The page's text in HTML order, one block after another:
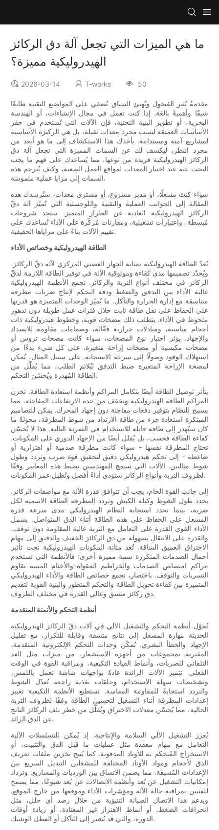
ما هي الميزات التي تجعل آلة دق الركائز
الهيدروليكية مميزة؟
2026-03-14 T-works 50
مقدمةٌ تُثير الفضول وتُهيئ السياق تُضفي على المواضيع التقنية طابعًا
شيقًا وأهميةً بالغة. إذا كنت تعمل في مجال الإنشاءات، أو الهندسة
البحرية، أو تطوير البنية التحتية، فإن الآلات التي تُستخدم في حفر
الأساسات العميقة ليست مجرد معدات ثقيلة، بل هي الركيزة الأساسية
لمشاريع آمنة ومستدامة. يأخذك هذا الاستكشاف إلى ما هو أبعد من
مجرد النظر، ليكشف لك عن السمات المميزة التي تجعل آلة دق
الركائز الهيدروليكية فريدة من نوعها، مما يُساعدك على فهم ما يجب
البحث عنه عند اختيار المعدات لمواقع العمل الصعبة، وكيف تُترجم هذه
السمات إلى مزايا عملية ملموسة.
سواء كنتَ مشغلًا، أو مدير مشروع، أو مشتري معدات، ستُرشدك هذه
المقالة إلى الجوانب العملية والتقنية واللوجستية التي تُميّز آلة دقّ
الركائز الهيدروليكية العادية عن الطراز المتميز. ستجد شروحات
مُبسطة، واعتبارات تشغيلية، ومقارنات مُركّزة على الأداء تُساعدك على
تقييم الآلات بناءً على مزاياها الحقيقية.
الطاقة الهيدروليكية وخصائص الأداء
تُعدّ الطاقة الهيدروليكية بمثابة الجهاز العصبي المركزي لآلة دقّ الركائز،
ويُحدّد تصميمها مدى كفاءة وموثوقية الآلة في توفير الطاقة اللازمة لدقّ
الركائز في مختلف أنواع التربة والركائز. تجمع الأنظمة الهيدروليكية
عالية الأداء بين التدفق والضغط ودقة التحكم لإنتاج ضربات مطرقة
متناسقة مع إدارة الحرارة والتآكل. ما يُميّز الوحدات المتميزة هو قدرتها
على الحفاظ على نقل طاقة ثابت خلال فترات عمل طويلة دون تدهور
ملحوظ في الأداء. يتطلب ذلك مضخات قوية، وخطوط هيدروليكية ذات
أحجام مناسبة، ومبادلات حرارية فعّالة، وصمامات مقاومة للانسداد
والإجهاد. يؤثر اختيار نوع المضخات، سواء كانت مضخات تروس أو
مضخات مكبسية أو مضخات إزاحة متغيرة، على كل شيء بدءًا من
استهلاك الوقود وصولًا إلى سرعة الاستجابة. على سبيل المثال، يُمكن
لمضخة الإزاحة المتغيرة ضبط التدفق ليُلائم الطلب، مما يُقلّل من
الطاقة المُهدرة ويُحسّن التحكم.
يتأثر توصيل الطاقة أيضًا بتكامل المراكم وأنظمة استعادة الطاقة. تخزن
المراكم الطاقة الهيدروليكية وتخفف من حدة الارتفاعات المفاجئة، مما
يسمح للنظام بتوفير دفعات مفاجئة دون إجهاد المحرك. يمكن للتصاميم
المبتكرة استعادة جزء من طاقة الارتداد من شوط المطرقة، محولةً ما
كان سيُهدر إلى طاقة قابلة للاستخدام في الضربة التالية. هذا لا يُحسّن
كفاءة الطاقة فحسب، بل يُقلل أيضًا من الإجهاد الدوري على المكونات.
تحتاج المطرقة نفسها - سواء كانت مطرقة صدمية أو اهتزازية أو
ضاغطة - إلى تحكم هيدروليكي دقيق لتحقيق قوة ضرب وتردد وطول
شوط مثاليين. الآلات التي تسمح للمهندسين بضبط هذه المعايير وفقًا
لظروف التربة وأنواع الركائز ستؤدي أداءً أفضل وتُطيل عمر المكونات.
إلى جانب القوة الخام، يجب أن تتوافق قدرة الآلة مع مواصفات الركائز.
يحدد طول الشوط وكتلة الكبش وتردد المطرقة الطاقة الاسمية لكل
ضربة، بينما تحدد استجابة النظام الهيدروليكي مدى سرعة قدرة
المشغل على الحفاظ على هذه الطاقة أثناء الدق المتواصل. يشمل
الأداء القوي القدرة على التعامل مع التربة عالية المقاومة دون توقف،
والقدرة على الانتقال بسهولة من دق الركائز الخفيف والدقيق إلى مهام
الاختراق العميق الشاقة. تُعد متانة المكونات الهيدروليكية تحت تأثير
أحمال الصدمات المتكررة سمة مميزة أخرى؛ فالأنظمة التي تستخدم
مراكم امتصاص الصدمات والخراطيم المقواة والأختام المتينة تقاوم
التسربات والتوقف. باختصار، تجمع خصائص الطاقة والأداء الهيدروليكي
المتميزة بين كفاءة تحويل الطاقة والتحكم المتطور والبنية القوية لتقديم
دق ركائز متسق وعالي القدرة في مختلف الظروف.
أنظمة التحكم والأتمتة المتقدمة
تُحوّل أنظمة التحكم والتشغيل الآلي في آلات دقّ الركائز الهيدروليكية
الحديثة مهارة المشغل إلى نتائج متسقة وقابلة للتكرار، مع تقليل
الإجهاد والخطأ البشري. تُمكّن وحدات التحكم الإلكترونية المتقدمة،
المقترنة بمجموعات من أجهزة الاستشعار، من ميزات مثل العد
التلقائي للضربات، وأنماط القيادة التكيفية، ومراقبة القوة في الوقت
الفعلي. تتميز الآلات الرائدة عادةً بواجهات شاشة تعمل باللمس،
وتشخيصات سهلة الاستخدام، وحلقات تغذية راجعة تُعدّل الشوط
والتردد استجابةً للمقاومة المقاسة. تستطيع الأنظمة التكيفية تغيير
إعدادات المطرقة أثناء التشغيل لتحسين الطاقة وفقًا لظروف التربة
الحالية، مما يُحسّن معدلات الاختراق ويُقلّل من خطر تلف الركائز الناتج
عن الدق الزائد.
يُعزز التشغيل الآلي السلامة والإنتاجية. إذ يُمكن للتسلسلات الآلية
التعامل مع مهام معقدة مثل عمليات ما قبل الدق والتثبيت، أو
الاستخراج المُتحكم به للأوتاد المدفونة. كما يُتيح تخزين ملفات تعريف
الدق لأحجام ومواد الأوتاد المختلفة للمشغلين التبديل السريع بين
الإعدادات المُسبقة، مما يضمن الاتساق بين الورديات والمشاريع. وتزداد
إمكانيات التشغيل عن بُعد وأنظمة الاتصالات عن بُعد شيوعًا، مما يسمح
للفنيين بمراقبة حالة الآلة ومؤشرات الأداء وموقعها من خارج الموقع.
ويدعم هذا الاتصال الصيانة التنبؤية من خلال رصد أي خلل، مثل
انحرافات الضغط، أو أنماط الاهتزاز غير المعتادة، أو زيادة أوقات
الدورة، والتي قد تُشير إلى التآكل أو العطل الوشيك.